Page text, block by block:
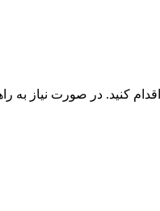
کنید. در صورت نیاز به